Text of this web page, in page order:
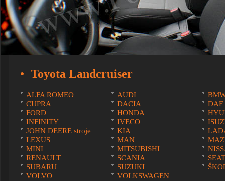
Toyota Landcruiser
ALFA ROMEO AUDI
CUPRA
DACIA
DAF
FORD
HONDA
INFINITY
IVECO
JOHN DEERE stroje
KIA
LEXUS
MAN
MINI
MITSUBISHI
RENAULT
SCANIA
SEAT
SUBARU
SUZUKI
VOLVO
VOLKSWAGEN